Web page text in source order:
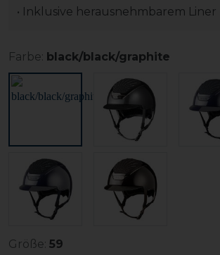
• Inklusive herausnehmbarem Liner
Farbe: black/black/graphite
Größe: 59